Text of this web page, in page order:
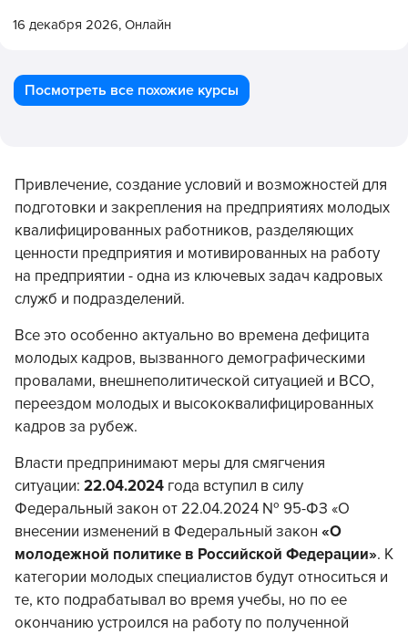
16 декабря 2026, Онлайн
Посмотреть все похожие курсы
Привлечение, создание условий и возможностей для
подготовки и закрепления на предприятиях молодых
квалифицированных работников, разделяющих
ценности предприятия и мотивированных на работу
на предприятии - одна из ключевых задач кадровых
служб и подразделений.
Все это особенно актуально во времена дефицита
молодых кадров, вызванного демографическими
провалами, внешнеполитической ситуацией и ВСО,
переездом молодых и высококвалифицированных
кадров за рубеж.
Власти предпринимают меры для смягчения
ситуации: 22.04.2024 года вступил в силу
Федеральный закон от 22.04.2024 № 95-ФЗ «О
внесении изменений в Федеральный закон «О
молодежной политике в Российской Федерации». К
категории молодых специалистов будут относиться и
те, кто подрабатывал во время учебы, но по ее
окончанию устроился на работу по полученной